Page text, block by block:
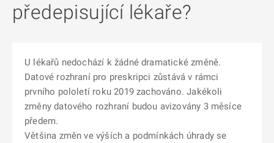
předepisující lékaře?
U lékařů nedochází k žádné dramatické změně.
Datové rozhraní pro preskripci zůstává v rámci
prvního pololetí roku 2019 zachováno. Jakékoli
změny datového rozhraní budou avizovány 3 měsíce
předem.
Většina změn ve výších a podmínkách úhrady se